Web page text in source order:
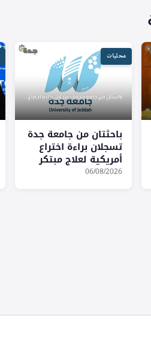
محليات
باحثتان من جامعة جدة
تسجلان براءة اختراع
أمريكية لعلاج مبتكر
لفيروس HIV
06/08/2026